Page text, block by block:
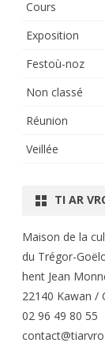
Cours
Exposition
Festoù-noz
Non classé
Réunion
Veillée
TI AR
Maison de la
du Trégor-
hent Jean
22140 Kawan /
02 96 49 80 55